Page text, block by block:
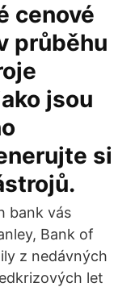
cenové
průběhu
jsou
si
bank vás
Bank of
z nedávných
let